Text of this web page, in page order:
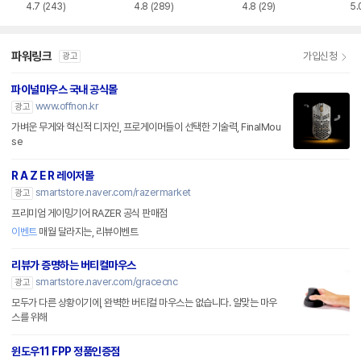
4.7 (243) 4.8 (289) 4.8 (29)
파워링크 광고 가입신청
파이널마우스 국내 공식몰
광고 www.offnon.kr
가벼운 무게와 혁신적 디자인, 프로게이머들이 선택한 기술력, FinalMou
se
R A Z E R 레이저몰
광고 smartstore.naver.com/razermarket
프리미엄 게이밍기어 RAZER 공식 판매점
이벤트매월 달라지는, 리뷰이벤트
리뷰가 증명하는 버티컬마우스
광고 smartstore.naver.com/gracecnc
모두가 다른 상황이기에, 완벽한 버티컬 마우스는 없습니다. 알맞는 마우
스를 위해
윈도우11 FPP 정품인증점